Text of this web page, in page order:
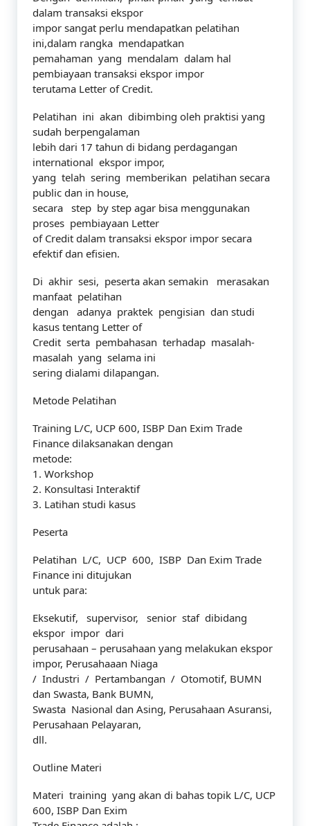
dalam transaksi ekspor
impor sangat perlu mendapatkan pelatihan
ini,dalam rangka mendapatkan
pemahaman yang mendalam dalam hal
pembiayaan transaksi ekspor impor
terutama Letter of Credit.
Pelatihan ini akan dibimbing oleh praktisi yang
sudah berpengalaman
lebih dari 17 tahun di bidang perdagangan
international ekspor impor,
yang telah sering memberikan pelatihan secara
public dan in house,
secara step by step agar bisa menggunakan
proses pembiayaan Letter
of Credit dalam transaksi ekspor impor secara
efektif dan efisien.
Di akhir sesi, peserta akan semakin merasakan
manfaat pelatihan
dengan adanya praktek pengisian dan studi
kasus tentang Letter of
Credit serta pembahasan terhadap masalah-
masalah yang selama ini
sering dialami dilapangan.
Metode Pelatihan
Training L/C, UCP 600, ISBP Dan Exim Trade
Finance dilaksanakan dengan
metode:
1. Workshop
2. Konsultasi Interaktif
3. Latihan studi kasus
Peserta
Pelatihan L/C, UCP 600, ISBP Dan Exim Trade
Finance ini ditujukan
untuk para:
Eksekutif, supervisor, senior staf dibidang
ekspor impor dari
perusahaan – perusahaan yang melakukan ekspor
impor, Perusahaaan Niaga
/ Industri / Pertambangan / Otomotif, BUMN
dan Swasta, Bank BUMN,
Swasta Nasional dan Asing, Perusahaan Asuransi,
Perusahaan Pelayaran,
dll.
Outline Materi
Materi training yang akan di bahas topik L/C, UCP
600, ISBP Dan Exim